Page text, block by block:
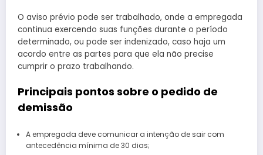
O aviso prévio pode ser trabalhado, onde a empregada
continua exercendo suas funções durante o período
determinado, ou pode ser indenizado, caso haja um
acordo entre as partes para que ela não precise
cumprir o prazo trabalhando.
Principais pontos sobre o pedido de
demissão
A empregada deve comunicar a intenção de sair com
antecedência mínima de 30 dias;